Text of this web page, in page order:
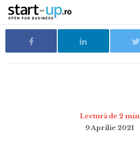
Lectură de 2 min
9 Aprilie 2021